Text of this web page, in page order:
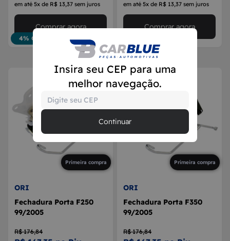
Insira seu CEP para uma
melhor navegação.
Continuar
em até 5x de R$ 13,37 sem juros
4% OFF
Comprar agora
em até 5x de R$ 13,37 sem juros
Comprar agora
Primeira compra
ORI
Fechadura Porta F250
99/2005
R$ 176,84
Primeira compra
ORI
Fechadura Porta F350
99/2005
R$ 176,84